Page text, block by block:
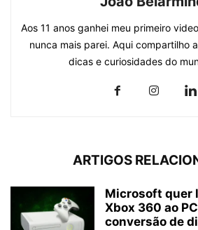
Aos 11 anos ganhei meu primeiro
nunca mais parei. Aqui compartilho
dicas e curiosidades do
ARTIGOS
Microsoft quer
Xbox 360 ao
conversão de